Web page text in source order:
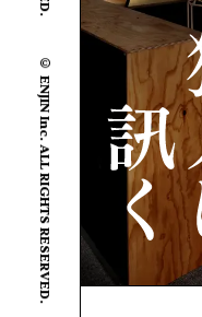
© ENJIN Inc. ALL RIGHTS RESERVED.